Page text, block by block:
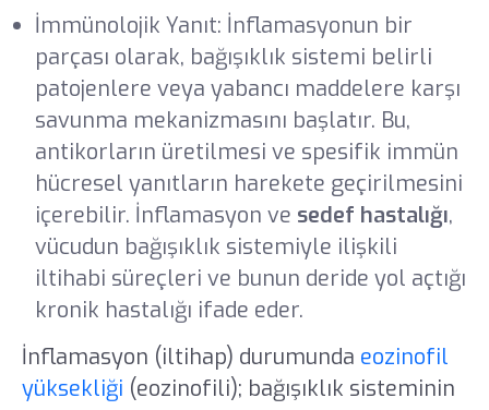
İmmünolojik Yanıt: İnflamasyonun bir
parçası olarak, bağışıklık sistemi belirli
patojenlere veya yabancı maddelere karşı
savunma mekanizmasını başlatır. Bu,
antikorların üretilmesi ve spesifik immün
hücresel yanıtların harekete geçirilmesini
içerebilir. İnflamasyon ve sedef hastalığı,
vücudun bağışıklık sistemiyle ilişkili
iltihabi süreçleri ve bunun deride yol açtığı
kronik hastalığı ifade eder.
İnflamasyon (iltihap) durumunda eozinofil
yüksekliği (eozinofili); bağışıklık sisteminin